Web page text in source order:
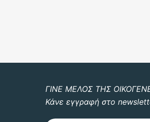
ΓΙΝΕ ΜΕΛΟΣ ΤΗΣ
Κάνε εγγραφή στο